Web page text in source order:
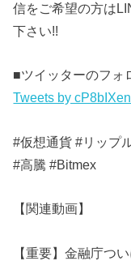
信をご希望の方は
下さい!!
■ツイッターのフォ
Tweets by
#仮想通貨 #リップ
#高騰 #Bitmex
【関連動画】
【重要】金融庁つ